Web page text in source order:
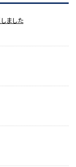
ました